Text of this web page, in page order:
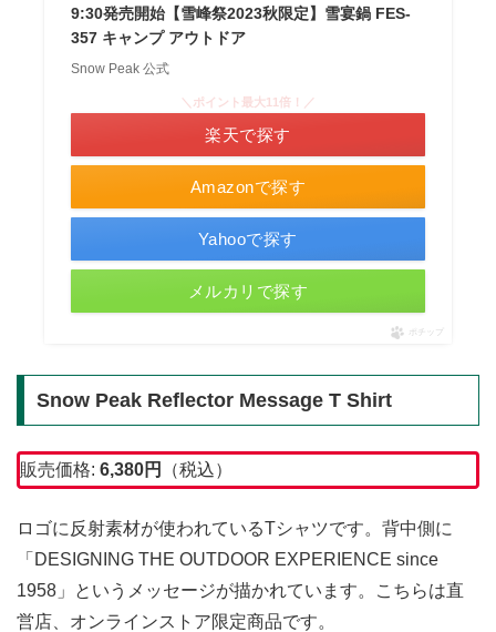
9:30発売開始【雪峰祭2023秋限定】雪宴鍋 FES-
357 キャンプ アウトドア
Snow Peak 公式
Amazonで探す
＼ポイント最大11倍！／
楽天で探す
Yahooで探す
メルカリで探す
ポチップ
Snow Peak Reflector Message T Shirt
販売価格: 6,380円 （税込）
ロゴに反射素材が使われているTシャツです。背中側に
「DESIGNING THE OUTDOOR EXPERIENCE since
1958」というメッセージが描かれています。こちらは直
営店、オンラインストア限定商品です。